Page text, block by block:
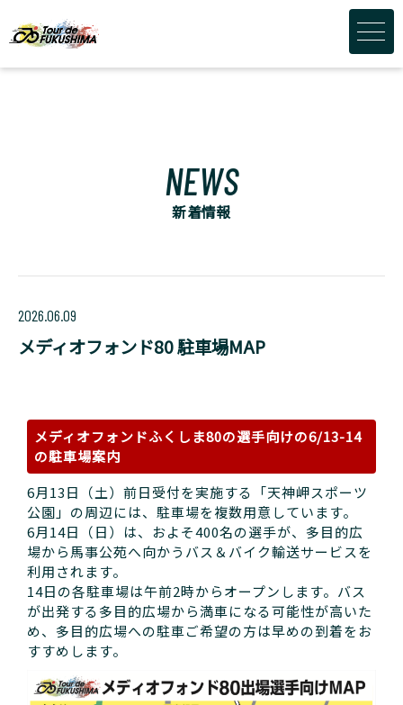
NEWS
新着情報
2026.06.09
メディオフォンド80 駐車場MAP
メディオフォンドふくしま80の選手向けの6/13-14
の駐車場案内
6月13日（土）前日受付を実施する「天神岬スポーツ
公園」の周辺には、駐車場を複数用意しています。
6月14日（日）は、およそ400名の選手が、多目的広
場から馬事公苑へ向かうバス＆バイク輸送サービスを
利用されます。
14日の各駐車場は午前2時からオープンします。バス
が出発する多目的広場から満車になる可能性が高いた
め、多目的広場への駐車ご希望の方は早めの到着をお
すすめします。